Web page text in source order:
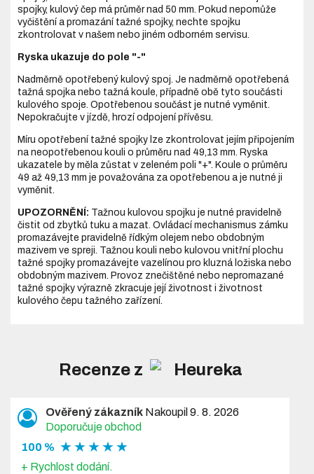
spojky, kulový čep má průměr nad 50 mm. Pokud nepomůže
vyčištění a promazání tažné spojky, nechte spojku
zkontrolovat v našem nebo jiném odborném servisu.
Ryska ukazuje do pole "-"
Nadměrně opotřebený kulový spoj. Je nadměrně opotřebená
tažná spojka nebo tažná koule, případně obě tyto součásti
kulového spoje. Opotřebenou součást je nutné vyměnit.
Nepokračujte v jízdě, hrozí odpojení přívěsu.
Míru opotřebení tažné spojky lze zkontrolovat jejím připojením
na neopotřebenou kouli o průměru nad 49,13 mm. Ryska
ukazatele by měla zůstat v zeleném poli "+". Koule o průměru
49 až 49,13 mm je považována za opotřebenou a je nutné ji
vyměnit.
UPOZORNĚNÍ: Tažnou kulovou spojku je nutné pravidelně
čistit od zbytků tuku a mazat. Ovládací mechanismus zámku
promazávejte pravidelně řídkým olejem nebo obdobným
mazivem ve spreji. Tažnou kouli nebo kulovou vnitřní plochu
tažné spojky promazávejte vazelínou pro kluzná ložiska nebo
obdobným mazivem. Provoz znečištěné nebo nepromazané
tažné spojky výrazně zkracuje její životnost i životnost
kulového čepu tažného zařízení.
Recenze z
Ověřený zákazník Nakoupil 9. 8. 2026
Doporučuje obchod
100 % ★ ★ ★ ★ ★
+ Rychlost dodání.